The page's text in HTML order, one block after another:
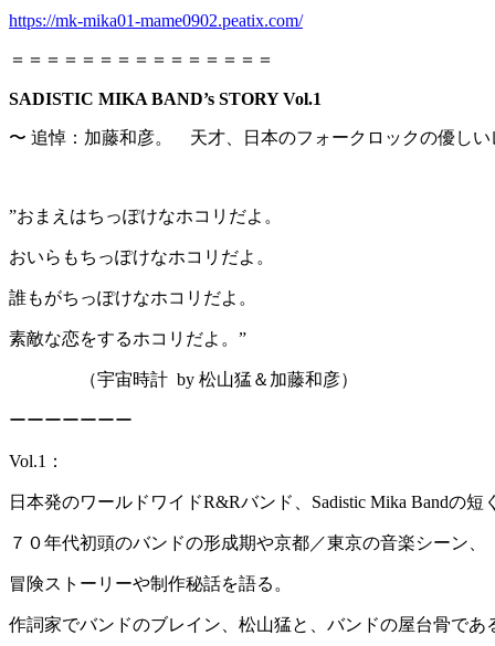
https://mk-mika01-mame0902.peatix.com/
＝＝＝＝＝＝＝＝＝＝＝＝＝＝＝
SADISTIC MIKA BAND’s STORY Vol.1
〜 追悼：加藤和彦。 天才、日本のフォークロックの優しい
”おまえはちっぽけなホコリだよ。
おいらもちっぽけなホコリだよ。
誰もがちっぽけなホコリだよ。
素敵な恋をするホコリだよ。”
（宇宙時計 by 松山猛＆加藤和彦）
ーーーーーーー
Vol.1：
日本発のワールドワイドR&Rバンド、Sadistic Mika Bandの短
７０年代初頭のバンドの形成期や京都／東京の音楽シーン、
冒険ストーリーや制作秘話を語る。
作詞家でバンドのブレイン、松山猛と、バンドの屋台骨であ